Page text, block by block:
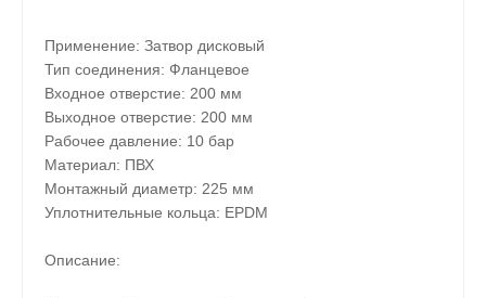
Применение: Затвор дисковый
Тип соединения: Фланцевое
Входное отверстие: 200 мм
Выходное отверстие: 200 мм
Рабочее давление: 10 бар
Материал: ПВХ
Монтажный диаметр: 225 мм
Уплотнительные кольца: EPDM
Описание: